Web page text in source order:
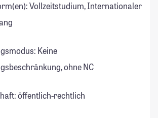
Vollzeitstudium, Internationaler
Keine
ohne NC
öffentlich-rechtlich